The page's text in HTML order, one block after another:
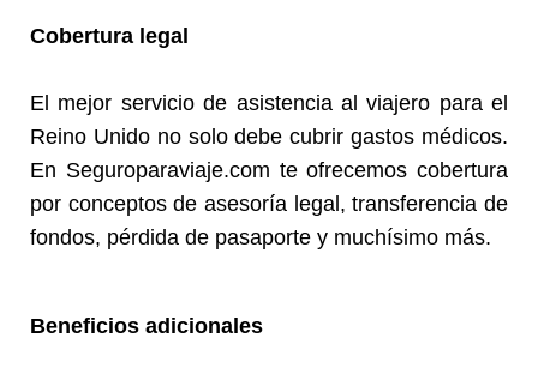
Cobertura legal
El mejor servicio de asistencia al viajero para el
Reino Unido no solo debe cubrir gastos médicos.
En Seguroparaviaje.com te ofrecemos cobertura
por conceptos de asesoría legal, transferencia de
fondos, pérdida de pasaporte y muchísimo más.
Beneficios adicionales